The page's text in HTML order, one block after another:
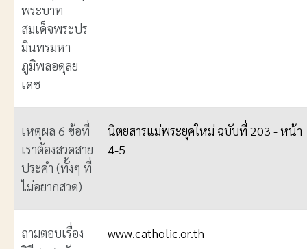
พระบาท
สมเด็จพระปร
มินทรมหา
ภูมิพลอดุลย
เดช
เหตุผล 6 ข้อที่
เราต้องสวดสาย
ประคำ (ทั้งๆ ที่
ไม่อยากสวด)
นิตยสารแม่พระยุคใหม่ ฉบับที่ 203 - หน้า
4-5
ถามตอบเรื่อง
www.catholic.or.th